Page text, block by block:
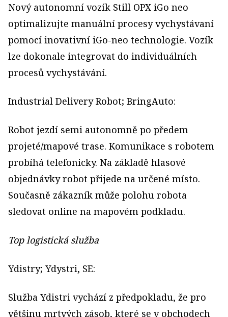
Nový autonomní vozík Still OPX iGo neo
optimalizujte manuální procesy vychystávaní
pomocí inovativní iGo-neo technologie. Vozík
lze dokonale integrovat do individuálních
procesů vychystávání.
Industrial Delivery Robot; BringAuto:
Robot jezdí semi autonomně po předem
projeté/mapové trase. Komunikace s robotem
probíhá telefonicky. Na základě hlasové
objednávky robot přijede na určené místo.
Současně zákazník může polohu robota
sledovat online na mapovém podkladu.
Top logistická služba
Ydistry; Ydystri, SE:
Služba Ydistri vychází z předpokladu, že pro
většinu mrtvých zásob, které se v obchodech